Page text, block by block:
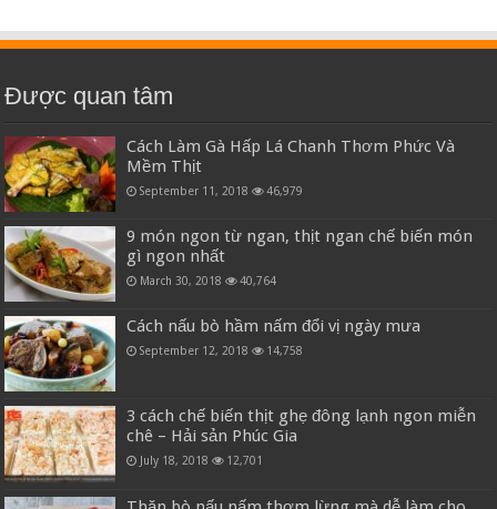
Được quan tâm
Cách Làm Gà Hấp Lá Chanh Thơm Phức Và
Mềm Thịt
September 11, 2018 46,979
9 món ngon từ ngan, thịt ngan chế biến món
gì ngon nhất
March 30, 2018 40,764
Cách nấu bò hầm nấm đổi vị ngày mưa
September 12, 2018 14,758
3 cách chế biến thịt ghẹ đông lạnh ngon miễn
chê – Hải sản Phúc Gia
July 18, 2018 12,701